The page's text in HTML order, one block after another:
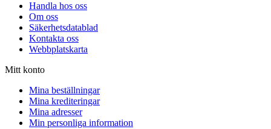
Handla hos oss
Om oss
Säkerhetsdatablad
Kontakta oss
Webbplatskarta
Mitt konto
Mina beställningar
Mina krediteringar
Mina adresser
Min personliga information